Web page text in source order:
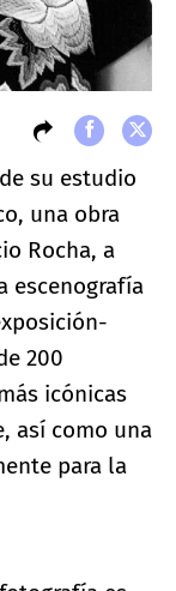
su estudio
una obra
Rocha, a
escenografía
200
icónicas
así como una
para la